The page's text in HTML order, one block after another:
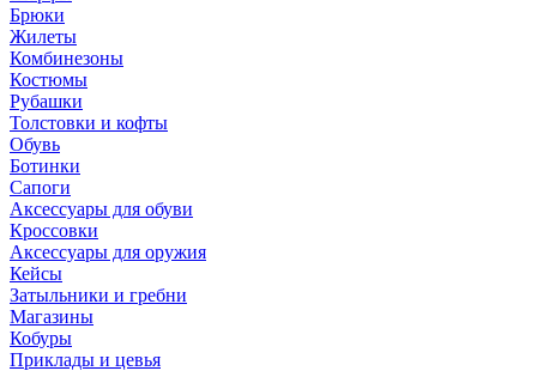
Брюки
Жилеты
Комбинезоны
Костюмы
Рубашки
Толстовки и кофты
Обувь
Ботинки
Сапоги
Аксессуары для обуви
Кроссовки
Аксессуары для оружия
Кейсы
Затыльники и гребни
Магазины
Кобуры
Приклады и цевья